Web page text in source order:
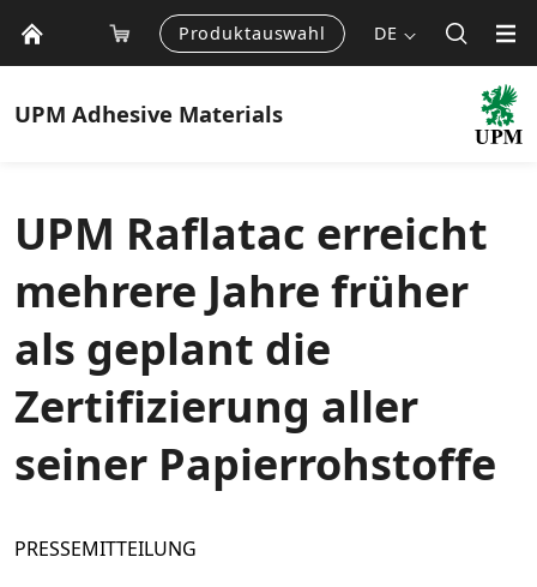
Produktauswahl DE
UPM Adhesive Materials
UPM Raflatac erreicht
mehrere Jahre früher
als geplant die
Zertifizierung aller
seiner Papierrohstoffe
PRESSEMITTEILUNG